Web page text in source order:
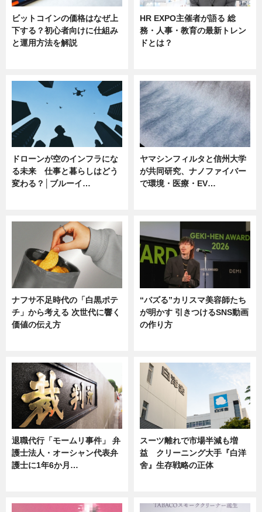
ビットコインの価格はなぜ上
下する？初心者向けに仕組み
と運用方法を解説
HR EXPO主催者が語る 総
務・人事・教育の最新トレン
ドとは？
ドローンが空のインフラにな
る未来 仕事と暮らしはどう
変わる？│ブルーイ…
ヤマシンフィルタと信州大学
が共同研究、ナノファイバー
で環境・医療・EV…
ナフサ不足時代の「白黒ポテ
チ」から考える 次世代に響く
価値の伝え方
“バズる”カリスマ美容師たち
が明かす 引きつけるSNS動画
の作り方
退職代行「モームリ事件」 弁
護士法人・オーシャン代表弁
護士に1年6か月…
スーツ離れで市場半減も増
益 クリーニング大手『白洋
舍』生存戦略の正体